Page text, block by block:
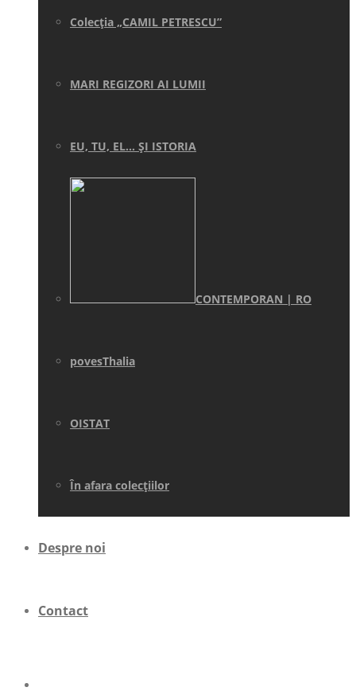
Colecţia „CAMIL PETRESCU”
MARI REGIZORI AI LUMII
EU, TU, EL… ŞI ISTORIA
CONTEMPORAN | RO
povesThalia
OISTAT
În afara colecţiilor
Despre noi
Contact